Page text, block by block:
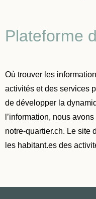
Plateforme
Où trouver les
activités et des services
de développer la
l’information, nous
notre-quartier.ch. Le site
les habitant.es des